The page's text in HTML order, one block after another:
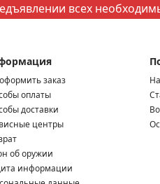
всех
заказ
оплаты
доставки
центры
об оружии
информации